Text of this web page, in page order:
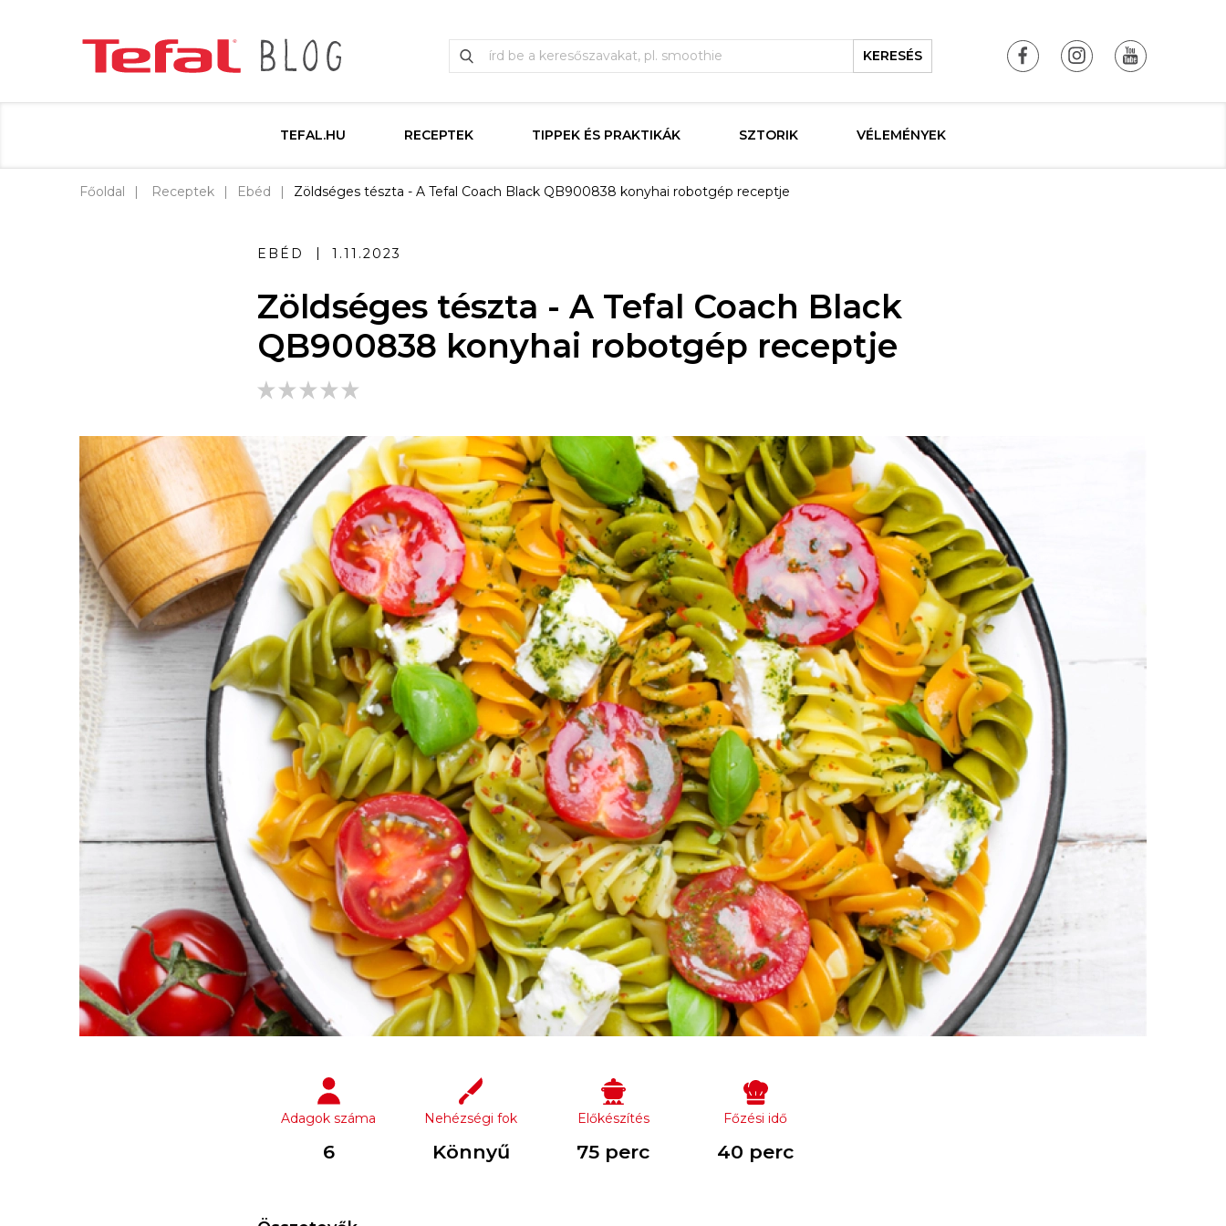
KERESÉS
TEFAL.HU RECEPTEK TIPPEK ÉS PRAKTIKÁK SZTORIK VÉLEMÉNYEK
Főoldal Receptek Ebéd Zöldséges tészta - A Tefal Coach Black QB900838 konyhai robotgép receptje
EBÉD 1.11.2023
Zöldséges tészta - A Tefal Coach Black
QB900838 konyhai robotgép receptje
Adagok száma
6
Nehézségi fok
Könnyű
Előkészítés
75 perc
Főzési idő
40 perc